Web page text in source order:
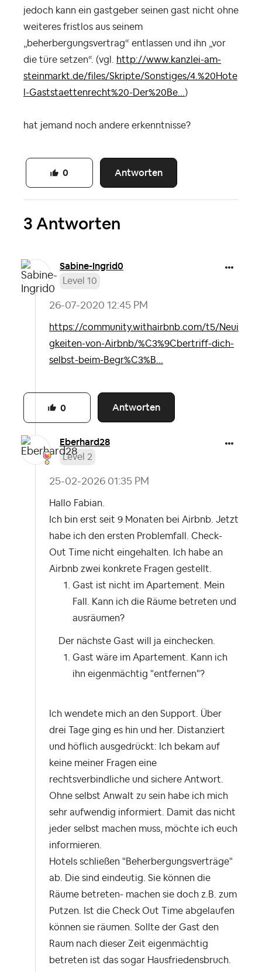
jedoch kann ein gastgeber seinen gast nicht ohne
weiteres fristlos aus seinem
„beherbergungsvertrag“ entlassen und ihn „vor
die türe setzen“. (vgl.
http://www.kanzlei-am-
steinmarkt.de/files/Skripte/Sonstiges/4.%20Hote
l-Gaststaettenrecht%20-Der%20Be... )
hat jemand noch andere erkenntnisse?
Antworten
0
3 Antworten
Sabine-Ingrid0
Level 10
‎26-07-2020 12:45 PM
https://community.withairbnb.com/t5/Neui
gkeiten-von-Airbnb/%C3%9Cbertriff-dich-
selbst-beim-Begr%C3%B...
Antworten
0
Eberhard28
Level 2
‎25-02-2026 01:35 PM
Hallo Fabian.
Ich bin erst seit 9 Monaten bei Airbnb. Jetzt
habe ich den ersten Problemfall. Check-
Out Time nicht eingehalten. Ich habe an
Airbnb zwei konkrete Fragen gestellt.
Gast ist nicht im Apartement. Mein
Fall. Kann ich die Räume betreten und
ausräumen?
Der nächste Gast will ja einchecken.
Gast wäre im Apartement. Kann ich
ihn eigenmächtig "entfernen"?
Ich wendete mich an den Support. Über
drei Tage ging es hin und her. Distanziert
und höflich ausgedrückt: Ich bekam auf
keine meiner Fragen eine
rechtsverbindliche und sichere Antwort.
Ohne selbst Anwalt zu sein habe ich mich
sehr aufwendig informiert. Damit das nicht
jeder selbst machen muss, möchte ich euch
informieren.
Hotels schließen "Beherbergungsverträge"
ab. Die sind eindeutig. Sie können die
Räume betreten- machen sie doch z.B. zum
Putzen. Ist die Check Out Time abgelaufen
können sie räumen. Sollte der Gast den
Raum nach dieser Zeit eigenmächtig
betreten ist das sogar Hausfriedensbruch.